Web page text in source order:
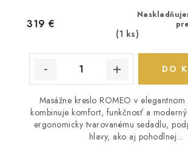
(1 ks)
319 €
DO
Masážne kreslo ROMEO v elegantnom
kombinuje komfort, funkčnosť a
ergonomicky tvarovanému sedadlu,
hlavy, ako aj pohodlnej...